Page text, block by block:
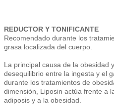
REDUCTOR Y TONIFICANTE
Recomendado durante los
grasa localizada del cuerpo.
La principal causa de la obesidad
desequilibrio entre la ingesta y el
durante los tratamientos de
dimensión, Liposin actúa frente a
adiposis y a la obesidad.